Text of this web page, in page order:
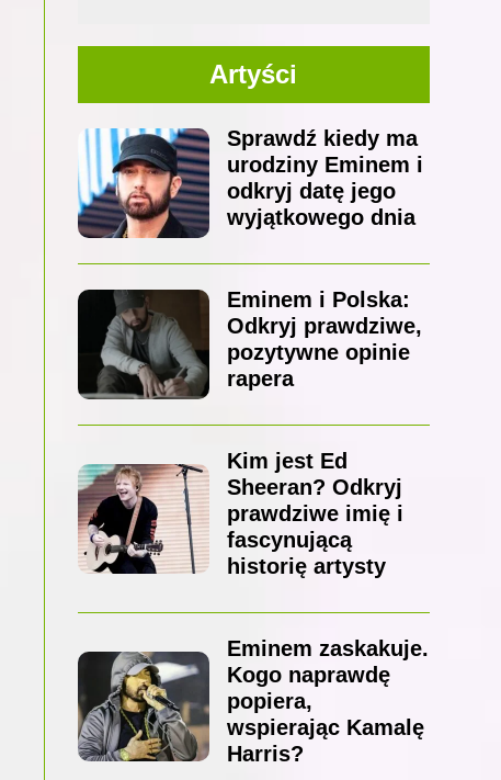
Artyści
Sprawdź kiedy ma
urodziny Eminem i
odkryj datę jego
wyjątkowego dnia
Eminem i Polska:
Odkryj prawdziwe,
pozytywne opinie
rapera
Kim jest Ed
Sheeran? Odkryj
prawdziwe imię i
fascynującą
historię artysty
Eminem zaskakuje.
Kogo naprawdę
popiera,
wspierając Kamalę
Harris?